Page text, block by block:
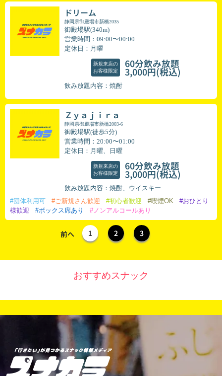
ドリーム
静岡県御殿場市新橋2035
御殿場駅(340m)
営業時間：09:00〜00:00
定休日：月曜
新規来店の
お客様限定
60分飲み放題
3,000円(税込)
飲み放題内容：焼酎
Ｚｙａｊｉｒａ
静岡県御殿場市新橋2003-6
御殿場駅(徒歩5分)
営業時間：20:00〜01:00
定休日：月曜、日曜
新規来店の
お客様限定
60分飲み放題
3,000円(税込)
飲み放題内容：焼酎、ウイスキー
#団体利用可 #ご新規さん歓迎 #初心者歓迎 #喫煙OK
#おひとり
様歓迎
#ボックス席あり #ノンアルコールあり
前へ 1 2 3
おすすめスナック